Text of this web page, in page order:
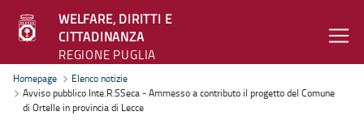
WELFARE, DIRITTI E
CITTADINANZA
REGIONE PUGLIA
Avviso pubblico Inte.R.SSeca - Ammesso a contributo il
Homepage
Elenco notizie
Avviso pubblico Inte.R.SSeca - Ammesso a contributo il progetto del Comune
di Ortelle in provincia di Lecce